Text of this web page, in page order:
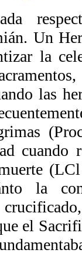
Un
la
las
la
el